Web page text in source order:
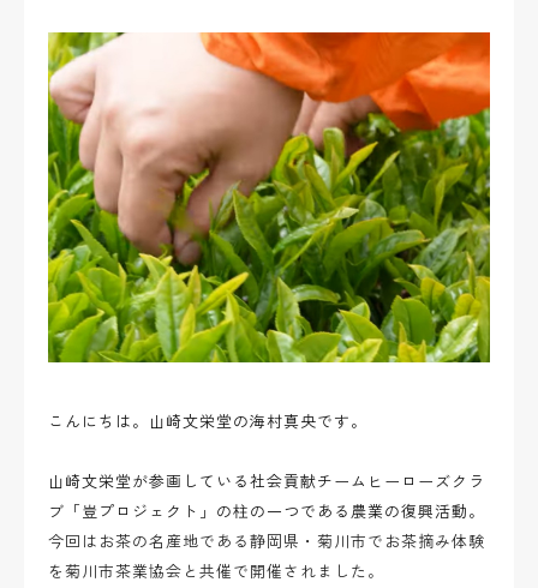
こんにちは。山崎文栄堂の海村真央です。
山崎文栄堂が参画している社会貢献チームヒーローズクラ
ブ「豈プロジェクト」の柱の一つである農業の復興活動。
今回はお茶の名産地である静岡県・菊川市でお茶摘み体験
を菊川市茶業協会と共催で開催されました。